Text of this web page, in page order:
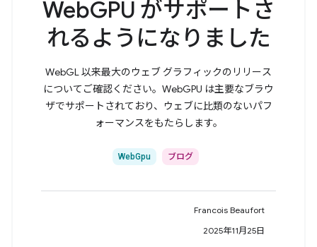
WebGPU がサポートさ
れるようになりました
WebGL 以来最大のウェブ グラフィックのリリース
についてご確認ください。WebGPU は主要なブラウ
ザでサポートされており、ウェブに比類のないパフ
ォーマンスをもたらします。
WebGpu ブログ
Francois Beaufort
2025年11月25日